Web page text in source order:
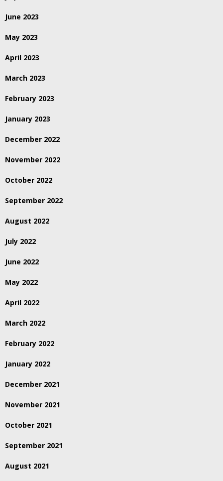
June 2023
May 2023
April 2023
March 2023
February 2023
January 2023
December 2022
November 2022
October 2022
September 2022
August 2022
July 2022
June 2022
May 2022
April 2022
March 2022
February 2022
January 2022
December 2021
November 2021
October 2021
September 2021
August 2021